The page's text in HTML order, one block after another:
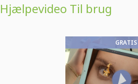
Hjælpevideo Til brug
GRATIS